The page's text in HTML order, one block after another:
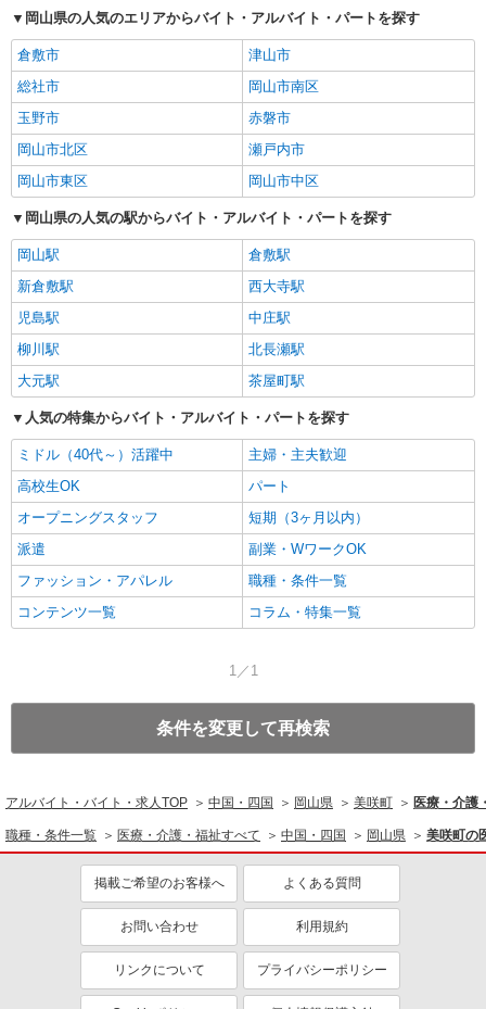
岡山県の人気のエリアからバイト・アルバイト・パートを探す
倉敷市
津山市
総社市
岡山市南区
玉野市
赤磐市
岡山市北区
瀬戸内市
岡山市東区
岡山市中区
岡山県の人気の駅からバイト・アルバイト・パートを探す
岡山駅
倉敷駅
新倉敷駅
西大寺駅
児島駅
中庄駅
柳川駅
北長瀬駅
大元駅
茶屋町駅
人気の特集からバイト・アルバイト・パートを探す
ミドル（40代～）活躍中
主婦・主夫歓迎
高校生OK
パート
オープニングスタッフ
短期（3ヶ月以内）
派遣
副業・WワークOK
ファッション・アパレル
職種・条件一覧
コンテンツ一覧
コラム・特集一覧
1／1
条件を変更して再検索
アルバイト・バイト・求人TOP 中国・四国 岡山県 美咲町 医療・介護
職種・条件一覧 医療・介護・福祉すべて 中国・四国 岡山県 美咲町の
掲載ご希望のお客様へ よくある質問
お問い合わせ 利用規約
リンクについて プライバシーポリシー